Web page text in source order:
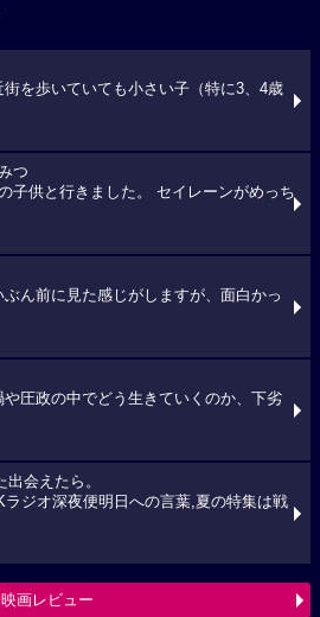
街を歩いていても小さい子（特に3、4歳
つ
子供と行きました。 セイレーンがめっち
ん前に見た感じがしますが、面白かっ
や圧政の中でどう生きていくのか、下劣
会えたら。
ラジオ深夜便明日への言葉,夏の特集は戦
映画レビュー